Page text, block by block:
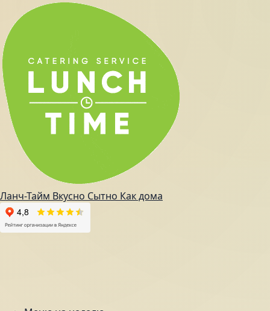
Ланч-Тайм Вкусно Сытно Как дома